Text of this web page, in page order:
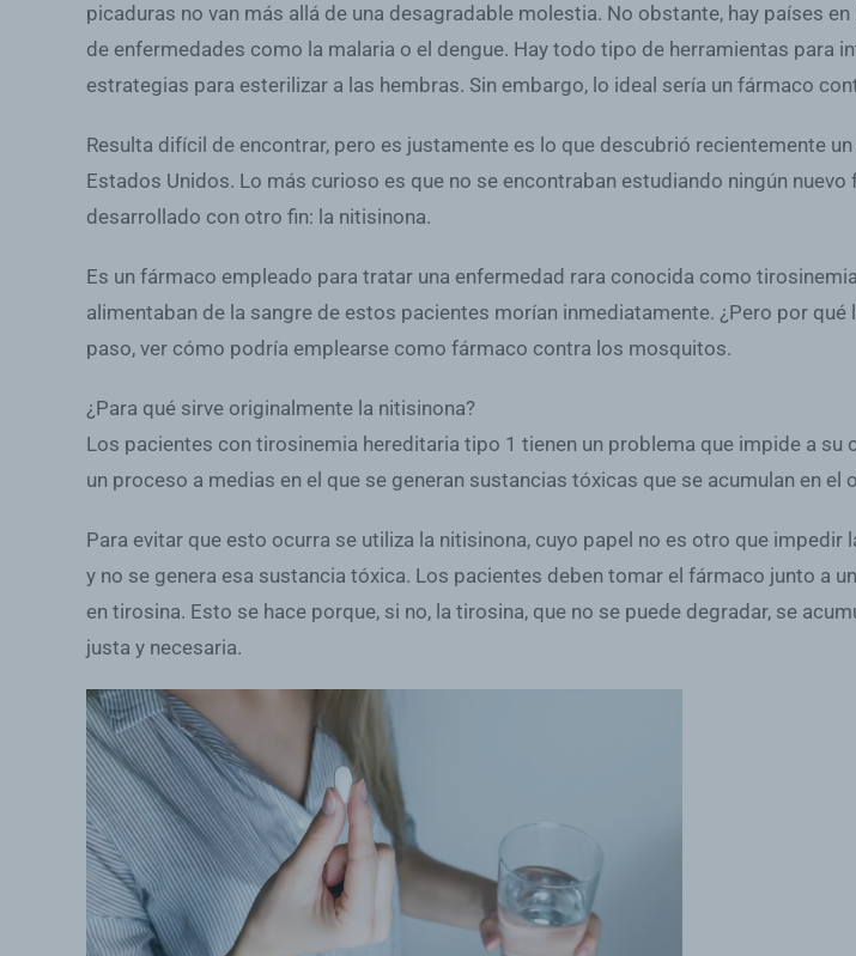
picaduras no van más allá de una desagradable molestia. No obstante, hay países
de enfermedades como la malaria o el dengue. Hay todo tipo de herramientas para
estrategias para esterilizar a las hembras. Sin embargo, lo ideal sería un fármaco
Resulta difícil de encontrar, pero es justamente es lo que descubrió recientemente
Estados Unidos. Lo más curioso es que no se encontraban estudiando ningún
desarrollado con otro fin: la nitisinona.
Es un fármaco empleado para tratar una enfermedad rara conocida como
alimentaban de la sangre de estos pacientes morían inmediatamente. ¿Pero por
paso, ver cómo podría emplearse como fármaco contra los mosquitos.
¿Para qué sirve originalmente la nitisinona?
Los pacientes con tirosinemia hereditaria tipo 1 tienen un problema que impide a
un proceso a medias en el que se generan sustancias tóxicas que se acumulan en
Para evitar que esto ocurra se utiliza la nitisinona, cuyo papel no es otro que
y no se genera esa sustancia tóxica. Los pacientes deben tomar el fármaco junto a
en tirosina. Esto se hace porque, si no, la tirosina, que no se puede degradar, se
justa y necesaria.